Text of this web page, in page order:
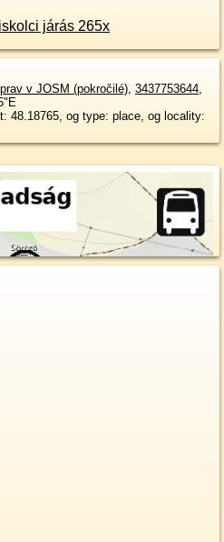
járás 265x
v JOSM (pokročilé), 3437753644,
48.18765, og type: place, og locality: